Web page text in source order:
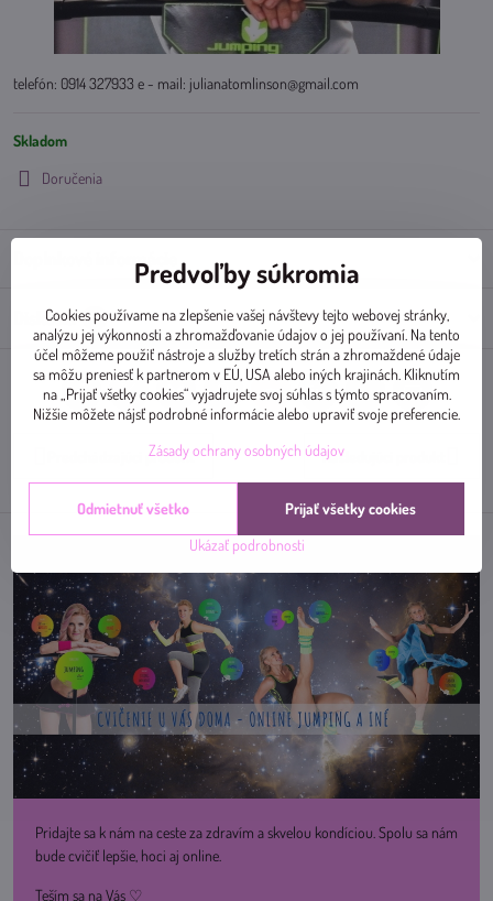
telefón: 0914 327933 e - mail: julianatomlinson@gmail.com
Skladom
Doručenia
Doplnkové informácie
Diskusia 0
FacebookTwitter BlueskyPinterestReddit LinkedInWhatsApp
E-
mail
Predchádzajúci produkt Nasledujúci produkt
Pridajte sa k nám na ceste za zdravím a skvelou kondíciou. Spolu sa nám
bude cvičiť lepšie, hoci aj online.
Teším sa na Vás ♡
Predvoľby súkromia
Cookies používame na zlepšenie vašej návštevy tejto webovej stránky,
analýzu jej výkonnosti a zhromažďovanie údajov o jej používaní. Na tento
účel môžeme použiť nástroje a služby tretích strán a zhromaždené údaje
sa môžu preniesť k partnerom v EÚ, USA alebo iných krajinách. Kliknutím
na „Prijať všetky cookies“ vyjadrujete svoj súhlas s týmto spracovaním.
Nižšie môžete nájsť podrobné informácie alebo upraviť svoje preferencie.
Zásady ochrany osobných údajov
Ukázať podrobnosti
Prijať všetky cookies
Odmietnuť všetko